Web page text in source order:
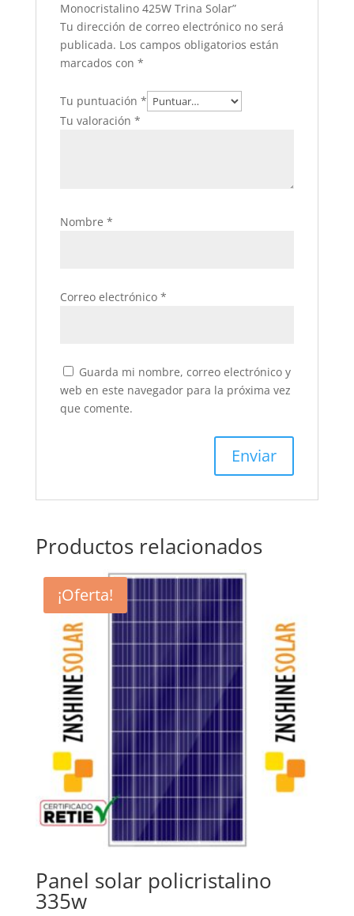
Monocristalino 425W Trina Solar”
Tu dirección de correo electrónico no será
publicada. Los campos obligatorios están
marcados con *
Tu puntuación *
Tu valoración *
Nombre *
Correo electrónico *
Guarda mi nombre, correo electrónico y
web en este navegador para la próxima vez
que comente.
Productos relacionados
¡Oferta!
Panel solar policristalino
335w